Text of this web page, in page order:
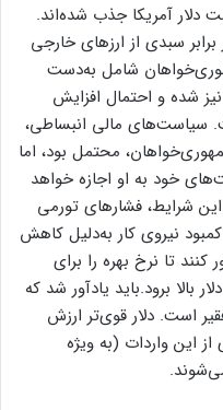
دلار آمریکا جذب شده‌اند.
تاکنون ۳درصد در برابر سبدی از ارزهای خارجی
شامل به‌دست
شده و احتمال افزایش
سیاست‌های مالی انبساطی،
محتمل بود، اما
خود به او اجازه خواهد
شرایط، فشارهای تورمی
نیروی کار به‌دلیل کاهش
تا نرخ بهره را برای
بالا برود.باید یادآور شد که
است. دلار قوی‌تر ارزش
این واردات (به ویژه